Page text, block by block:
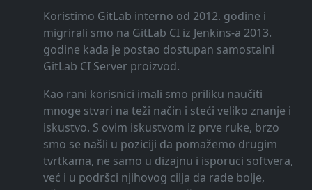
Koristimo GitLab interno od 2012. godine i
migrirali smo na GitLab CI iz Jenkins-a 2013.
godine kada je postao dostupan samostalni
GitLab CI Server proizvod.
Kao rani korisnici imali smo priliku naučiti
mnoge stvari na teži način i steći veliko znanje i
iskustvo. S ovim iskustvom iz prve ruke, brzo
smo se našli u poziciji da pomažemo drugim
tvrtkama, ne samo u dizajnu i isporuci softvera,
već i u podršci njihovog cilja da rade bolje,